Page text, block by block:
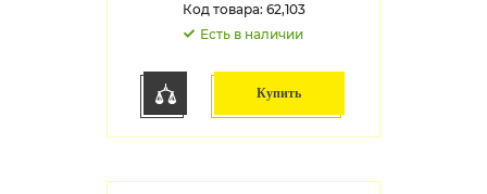
Код товара: 62,103
Есть в наличии
Купить